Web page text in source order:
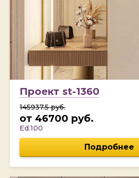
Проект st-1360
145937.5 руб.
от 46700 руб.
Ed.100
Подробнее